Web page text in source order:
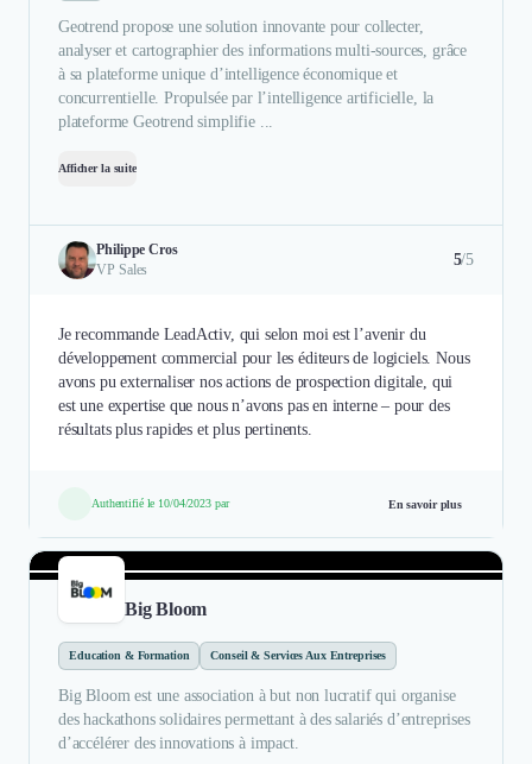
Geotrend propose une solution innovante pour collecter,
analyser et cartographier des informations multi-sources, grâce
à sa plateforme unique d’intelligence économique et
concurrentielle. Propulsée par l’intelligence artificielle, la
plateforme Geotrend simplifie ...
Afficher la suite
Philippe Cros
VP Sales
5/5
Je recommande LeadActiv, qui selon moi est l’avenir du
développement commercial pour les éditeurs de logiciels. Nous
avons pu externaliser nos actions de prospection digitale, qui
est une expertise que nous n’avons pas en interne – pour des
résultats plus rapides et plus pertinents.
Authentifié le 10/04/2023 par En savoir plus
Big Bloom
Education & Formation Conseil & Services Aux Entreprises
Big Bloom est une association à but non lucratif qui organise
des hackathons solidaires permettant à des salariés d’entreprises
d’accélérer des innovations à impact.